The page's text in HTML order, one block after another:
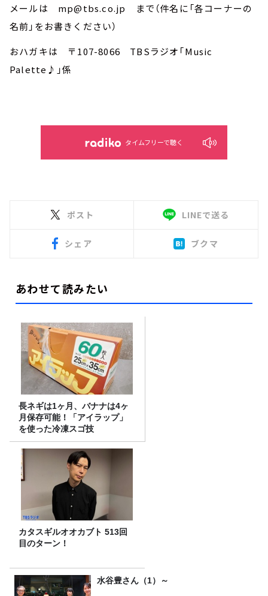
メールは mp@tbs.co.jp まで（件名に「各コーナーの
名前」をお書きください）
おハガキは 〒107-8066 TBSラジオ「Music
Palette♪」係
タイムフリーで聴く
ポスト LINEで送る
シェア ブクマ
あわせて読みたい
長ネギは1ヶ月、バナナは4ヶ
月保存可能！「アイラップ」
を使った冷凍スゴ技
カタスギルオオカブト 513回
目のターン！
水谷豊さん（1）～